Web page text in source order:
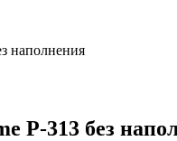
наполнения
P-313 без